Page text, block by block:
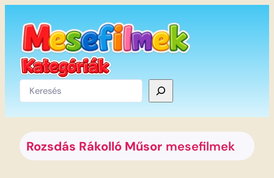
tartalomhoz
Keresés
Rozsdás Rákolló Műsor mesefilmek